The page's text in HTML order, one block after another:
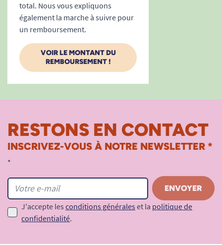
total. Nous vous expliquons
également la marche à suivre pour
un remboursement.
VOIR LE MONTANT DU
REMBOURSEMENT !
RESTONS EN CONTACT
INSCRIVEZ-VOUS À NOTRE NEWSLETTER *
*
J'accepte les conditions générales et la politique de
confidentialité.